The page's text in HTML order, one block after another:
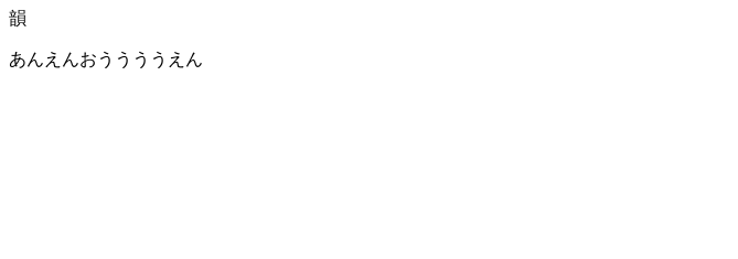
韻
あんえんおううううえん